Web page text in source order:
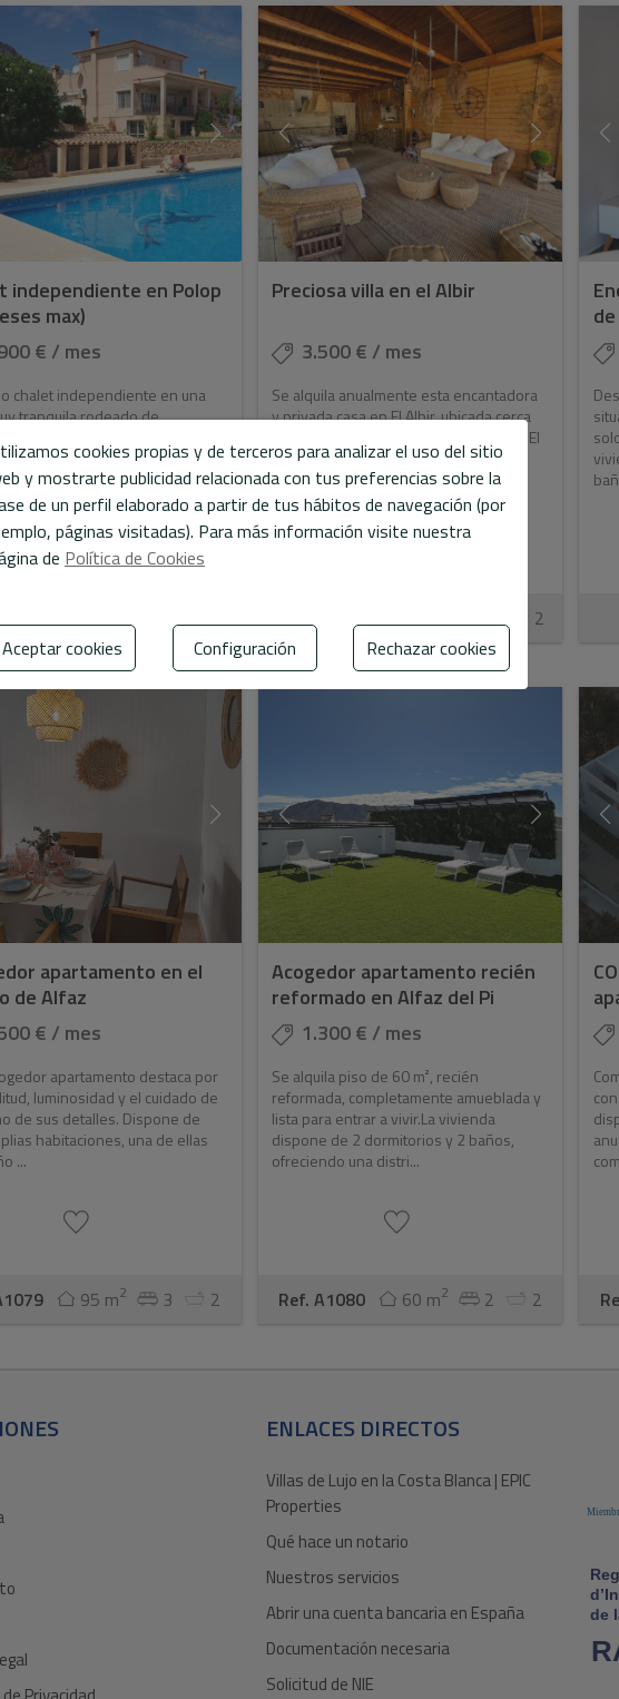
independiente en Polop
max)
€ / mes
chalet independiente en una
tranquila rodeado de
El chalet consta de amplio
cocina independiente
equipada, 4 ...
m
3.800 m 3
Preciosa villa en el Albir
3.500 € / mes
Se alquila anualmente esta encantadora
y privada casa en El Albir, ubicada cerca
de la playa y de todos los servicios en El
Albir, como restaurantes y
supermercados....
Ref. A1013 150 m 4 2
apartamento en el
de Alfaz
€ / mes
apartamento destaca por
luminosidad y el cuidado de
de sus detalles. Dispone de
habitaciones, una de ellas
...
95 m2 3 2
Acogedor apartamento recién
reformado en Alfaz del Pi
1.300 € / mes
Se alquila piso de 60 m², recién
reformada, completamente amueblada y
lista para entrar a vivir.La vivienda
dispone de 2 dormitorios y 2 baños,
ofreciendo una distri...
Ref. A1080 60 m2 2 2
ENLACES DIRECTOS
Villas de Lujo en la Costa Blanca | EPIC
Properties
Qué hace un notario
Nuestros servicios
Abrir una cuenta bancaria en España
Documentación necesaria
Solicitud de NIE
cookies propias y de terceros para analizar el uso del sitio
y mostrarte publicidad relacionada con tus preferencias sobre la
de un perfil elaborado a partir de tus hábitos de navegación (por
páginas visitadas). Para más información visite nuestra
de Política de Cookies
Aceptar cookies Configuración Rechazar cookies